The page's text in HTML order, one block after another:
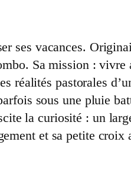
ses vacances.
Sa mission :
réalités pastorales
sous une pluie
la curiosité : un
et sa petite